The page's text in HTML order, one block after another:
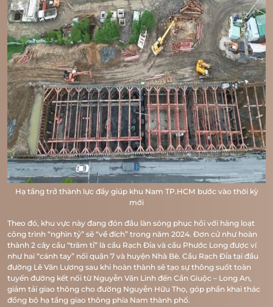
Hạ tầng trở thành lực đẩy giúp khu Nam TP.HCM bước vào thời kỳ
mới
Theo đó, khu vực này đang đón đầu làn sóng phục hồi với hàng loạt
công trình “nghìn tỷ” sẽ “về đích” trong năm 2024. Đơn cử như hoàn
thành 2 cây cầu “trăm tỉ” là cầu Rạch Đỉa và cầu Phước Long được ví
như hai “cánh tay” nối quận 7 và huyện Nhà Bè. Cầu Rạch Đỉa tại đầu
đường Lê Văn Lương sau khi hoàn thành sẽ tạo sự thông suốt toàn
tuyến đường kết nối từ Nguyễn Văn Linh đến Cần Giuộc – Long An,
giảm tải giao thông cho đường Nguyễn Hữu Thọ, góp phần khai thác
đồng bộ hạ tầng giao thông phía Nam thành phố.